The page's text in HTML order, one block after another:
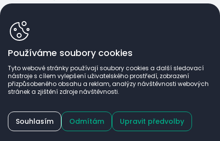
Používáme soubory cookies
Tyto webové stránky používají soubory cookies a další sledovací
nástroje s cílem vylepšení uživatelského prostředí, zobrazení
přizpůsobeného obsahu a reklam, analýzy návštěvnosti webových
stránek a zjištění zdroje návštěvnosti.
Souhlasím Odmítám Upravit předvolby
Lékařům a zdravotnickým zařízením nabízíme po
registraci zvýhodněné ceny a exkluzivní sortiment.